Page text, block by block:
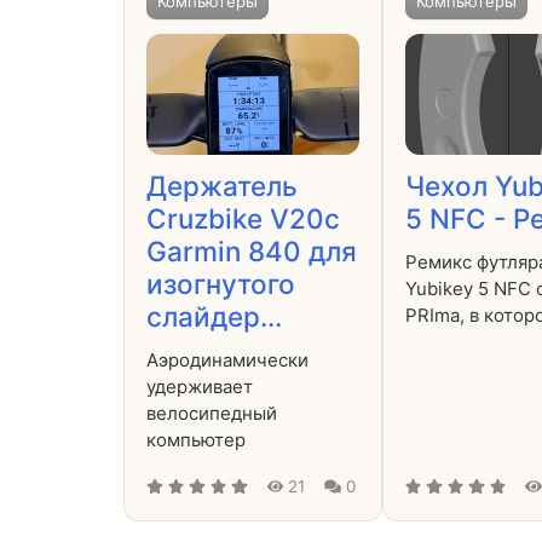
Держатель
Cruzbike V20c
Garmin 840 для
изогнутого
слайдер...
Аэродинамически
удерживает
велосипедный
компьютер
21 0
Чехол
5 NFC -
Ремикс
Yubikey 5 NFC
PRIma, в